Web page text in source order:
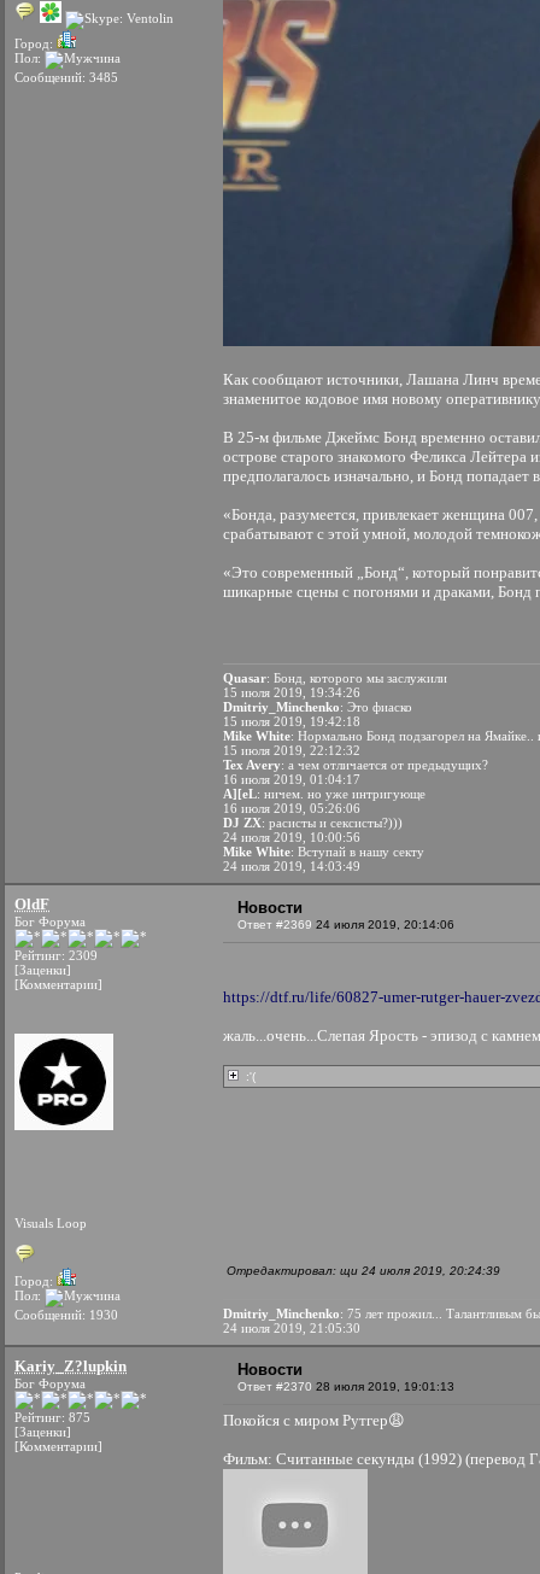
Город:
Пол:
Сообщений: 3485
Как сообщают источники, Лашана Линч
знаменитое кодовое имя новому
В 25-м фильме Джеймс Бонд временно
острове старого знакомого Феликса
предполагалось изначально, и Бонд
«Бонда, разумеется, привлекает женщина
срабатывают с этой умной, молодой
«Это современный „Бонд“, который
шикарные сцены с погонями и драками,
Quasar: Бонд, которого мы заслужили
15 июля 2019, 19:34:26
Dmitriy_Minchenko: Это фиаско
15 июля 2019, 19:42:18
Mike White: Нормально Бонд подзагорел на Ямайке..
15 июля 2019, 22:12:32
Tex Avery: а чем отличается от предыдущих?
16 июля 2019, 01:04:17
A][eL: ничем. но уже интригующе
16 июля 2019, 05:26:06
DJ ZX: расисты и сексисты?)))
24 июля 2019, 10:00:56
Mike White: Вступай в нашу секту
24 июля 2019, 14:03:49
OldF
Бог Форума
Рейтинг: 2309
[Заценки]
[Комментарии]
Visuals Loop
Город:
Пол:
Сообщений: 1930
Новости
Ответ #2369 24 июля 2019, 20:14:06
https://dtf.ru/life/60827-umer-rutger-hauer-
жаль...очень...Слепая Ярость - эпизод с
:'(
Отредактировал: щи 24 июля 2019, 20:24:39
Dmitriy_Minchenko: 75 лет прожил... Талантливым
24 июля 2019, 21:05:30
Kariy_Z?lupkin
Бог Форума
Рейтинг: 875
[Заценки]
[Комментарии]
Новости
Ответ #2370 28 июля 2019, 19:01:13
Покойся с миром Рутгер😩
Фильм: Считанные секунды (1992) (перевод